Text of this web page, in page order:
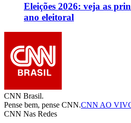
Eleições 2026: veja as
ano eleitoral
CNN Brasil.
Pense bem, pense CNN.CNN AO
CNN Nas Redes